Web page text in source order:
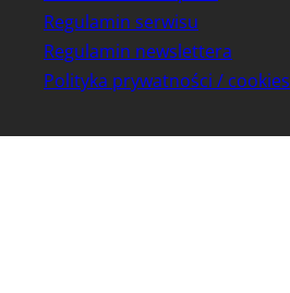
Regulamin serwisu
Regulamin newslettera
Polityka prywatności / cookies